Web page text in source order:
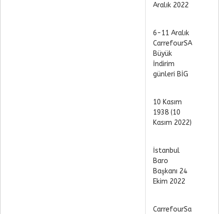
Aralık 2022
6-11 Aralık
CarrefourSA
Büyük
İndirim
günleri BİG
10 Kasım
1938 (10
Kasım 2022)
İstanbul
Baro
Başkanı 24
Ekim 2022
CarrefourSa